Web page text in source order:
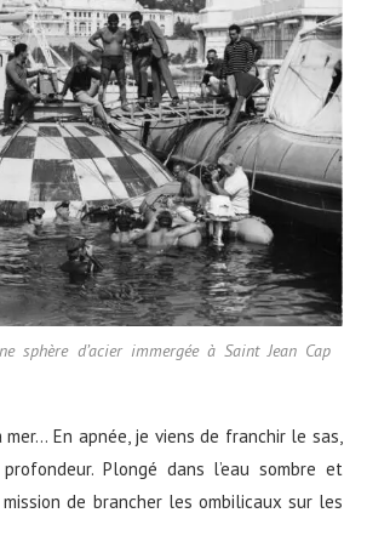
sphère d’acier immergée à Saint Jean Cap
mer… En apnée, je viens de franchir le sas,
Plongé dans l’eau sombre et
de brancher les ombilicaux sur les